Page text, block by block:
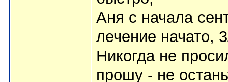
Аня с начала
лечение начато,
Никогда не
прошу - не